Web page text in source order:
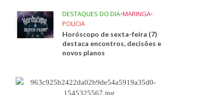
DESTAQUES DO DIA•MARINGA•
POLICIA
Horóscopo de sexta-feira (7)
destaca encontros, decisões e
novos planos